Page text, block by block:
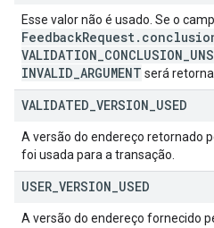
Esse valor não é usado. Se o
FeedbackRequest.
VALIDATION CONCLUSION
INVALID ARGUMENT será
VALIDATED VERSION USED
A versão do endereço retornado
foi usada para a transação.
USER VERSION USED
A versão do endereço fornecido